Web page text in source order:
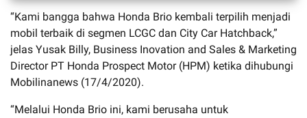
“Kami bangga bahwa Honda Brio kembali terpilih menjadi
mobil terbaik di segmen LCGC dan City Car Hatchback,”
jelas Yusak Billy, Business Inovation and Sales & Marketing
Director PT Honda Prospect Motor (HPM) ketika dihubungi
Mobilinanews (17/4/2020).
“Melalui Honda Brio ini, kami berusaha untuk